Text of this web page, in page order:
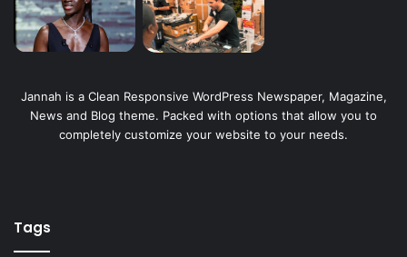
Jannah is a Clean Responsive WordPress Newspaper, Magazine,
News and Blog theme. Packed with options that allow you to
completely customize your website to your needs.
Tags